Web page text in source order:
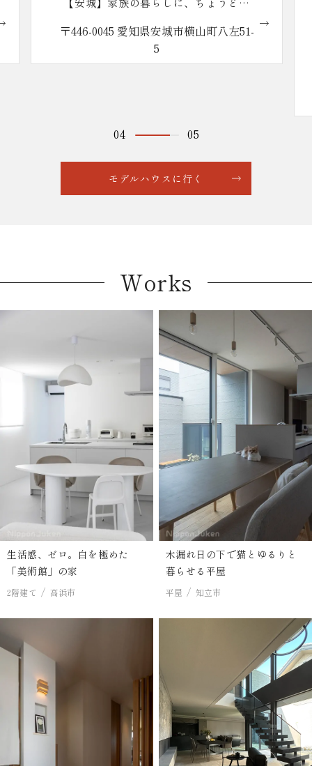
〒446-0045 愛知県安城市横山町八左51-
5
04 05
モデルハウスに行く
Works
生活感、ゼロ。白を極めた
「美術館」の家
2階建て 高浜市
木漏れ日の下で猫とゆるりと
暮らせる平屋
平屋 知立市